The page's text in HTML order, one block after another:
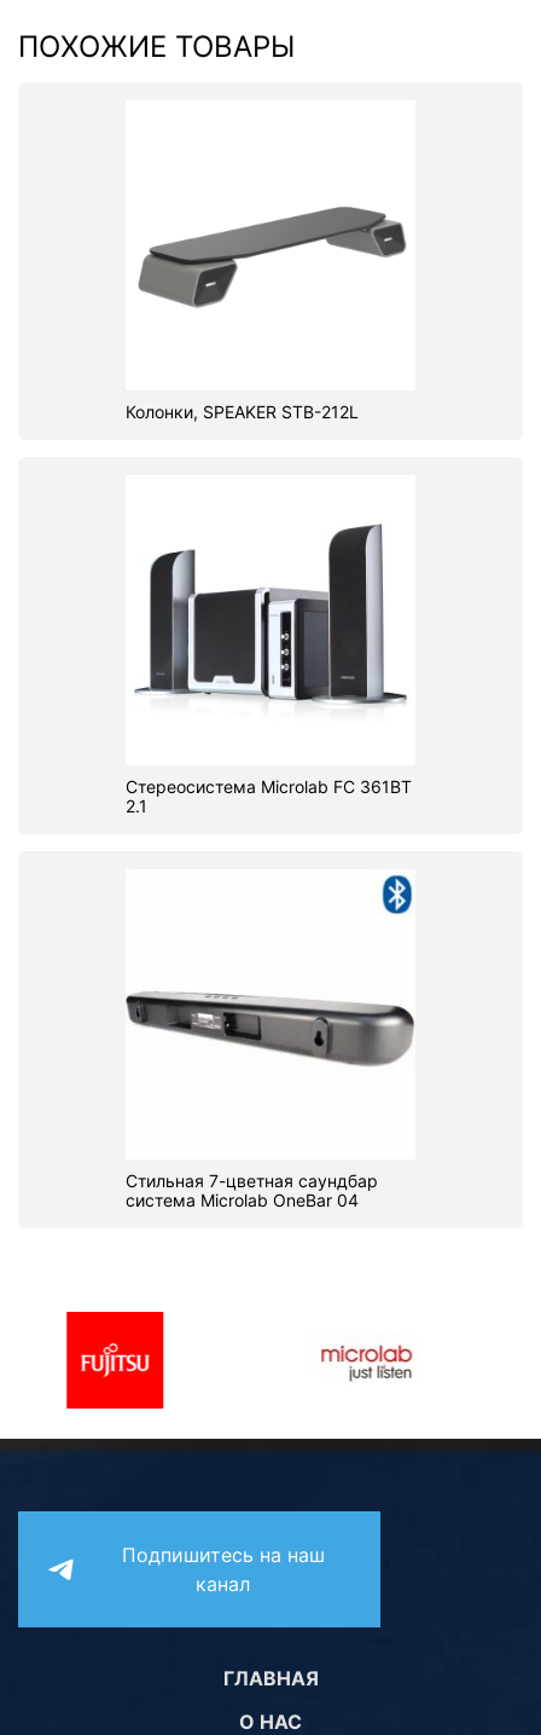
ПОХОЖИЕ ТОВАРЫ
Колонки, SPEAKER STB-212L
Стереосистема Microlab FC 361BT
2.1
Стильная 7-цветная саундбар
система Microlab OneBar 04
Подпишитесь на наш
канал
ГЛАВНАЯ
О НАС